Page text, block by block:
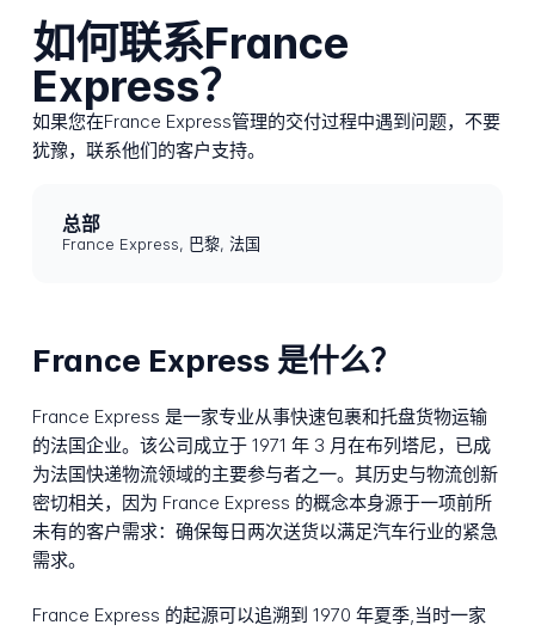
如何联系France
Express？
如果您在France Express管理的交付过程中遇到问题，不要
犹豫，联系他们的客户支持。
总部
France Express, 巴黎, 法国
France Express 是什么？
France Express 是一家专业从事快速包裹和托盘货物运输
的法国企业。该公司成立于 1971 年 3 月在布列塔尼，已成
为法国快递物流领域的主要参与者之一。其历史与物流创新
密切相关，因为 France Express 的概念本身源于一项前所
未有的客户需求：确保每日两次送货以满足汽车行业的紧急
需求。
France Express 的起源可以追溯到 1970 年夏季,当时一家